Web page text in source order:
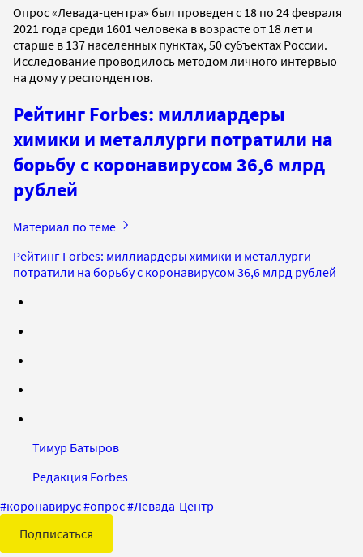
Опрос «Левада-центра» был проведен с 18 по 24 февраля
2021 года среди 1601 человека в возрасте от 18 лет и
старше в 137 населенных пунктах, 50 субъектах России.
Исследование проводилось методом личного интервью
на дому у респондентов.
Рейтинг Forbes: миллиардеры
химики и металлурги потратили на
борьбу с коронавирусом 36,6 млрд
рублей
Материал по теме
Рейтинг Forbes: миллиардеры химики и металлурги
потратили на борьбу с коронавирусом 36,6 млрд рублей
Тимур Батыров
Редакция Forbes
#коронавирус#опрос#Левада-Центр
Подписаться